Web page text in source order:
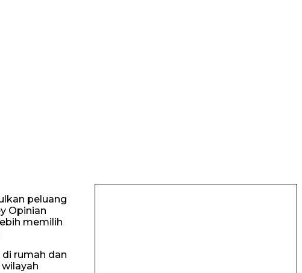
peluang
Opinian
memilih
rumah dan